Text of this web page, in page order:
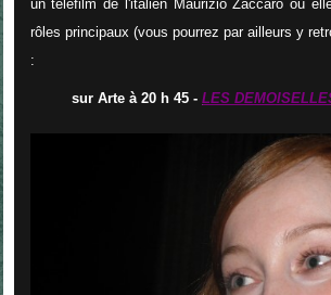
un téléfilm de l'italien Maurizio Zaccaro où
rôles principaux (vous pourrez par ailleurs y
:
sur Arte à 20 h 45 -LES